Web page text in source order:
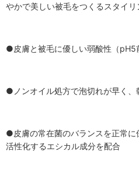
やかで美しい被毛をつくるスタイ
●皮膚と被毛に優しい弱酸性（pH5
●ノンオイル処方で泡切れが早く、
●皮膚の常在菌のバランスを正常に
活性化するエシカル成分を配合